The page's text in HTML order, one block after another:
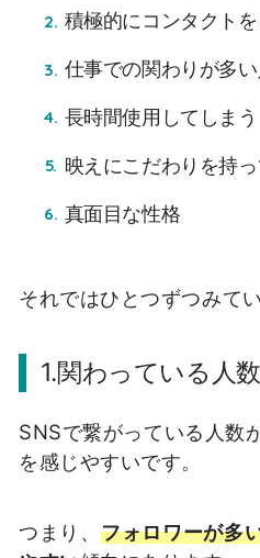
積極的にコンタクト
仕事での関わりが多
長時間使用してしまう
映えにこだわりを持
真面目な性格
それではひとつずつみて
1.関わっている人
SNSで繋がっている人数
を感じやすいです。
つまり、 フォロワーが多